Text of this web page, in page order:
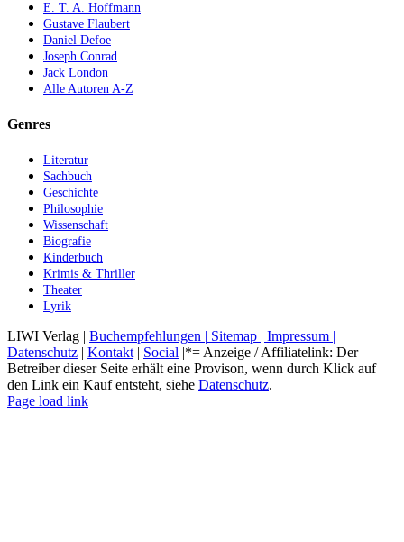
E. T. A. Hoffmann
Gustave Flaubert
Daniel Defoe
Joseph Conrad
Jack London
Alle Autoren A-Z
Genres
Literatur
Sachbuch
Geschichte
Philosophie
Wissenschaft
Biografie
Kinderbuch
Krimis & Thriller
Theater
Lyrik
LIWI Verlag | Buchempfehlungen | Sitemap | Impressum |
Datenschutz | Kontakt | Social |*= Anzeige / Affiliatelink: Der
Betreiber dieser Seite erhält eine Provison, wenn durch Klick auf
den Link ein Kauf entsteht, siehe Datenschutz.
Instagram
Facebook
YouTube
X
Pinterest
LinkedIn
Page load link